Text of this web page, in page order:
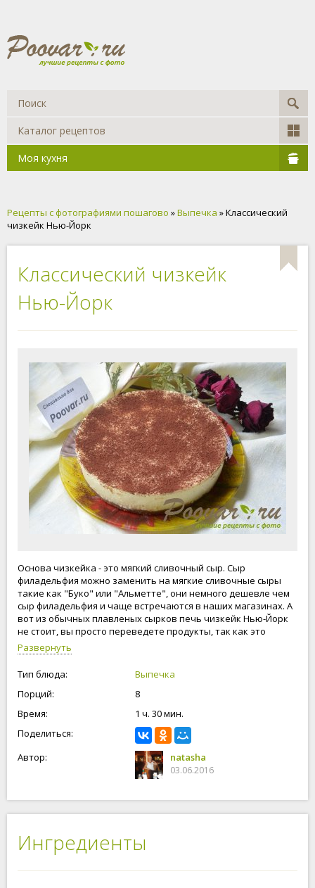
Каталог рецептов
Моя кухня
Рецепты с фотографиями пошагово »Выпечка » Классический
чизкейк Нью-Йорк
Классический чизкейк
Нью-Йорк
Основа чизкейка - это мягкий сливочный сыр. Сыр
филадельфия можно заменить на мягкие сливочные сыры
такие как "Буко" или "Альметте", они немного дешевле чем
сыр филадельфия и чаще встречаются в наших магазинах. А
вот из обычных плавленых сырков печь чизкейк Нью-Йорк
не стоит, вы просто переведете продукты, так как это
совершенно разные сыры. Надеюсь мое полное описание и
фотографии помогут вам в приготовление классического
чизкейка.
Развернуть
Тип блюда:
Выпечка
Порций:
8
Время:
1 ч. 30 мин.
Поделиться:
Автор:
natasha
03.06.2016
Ингредиенты